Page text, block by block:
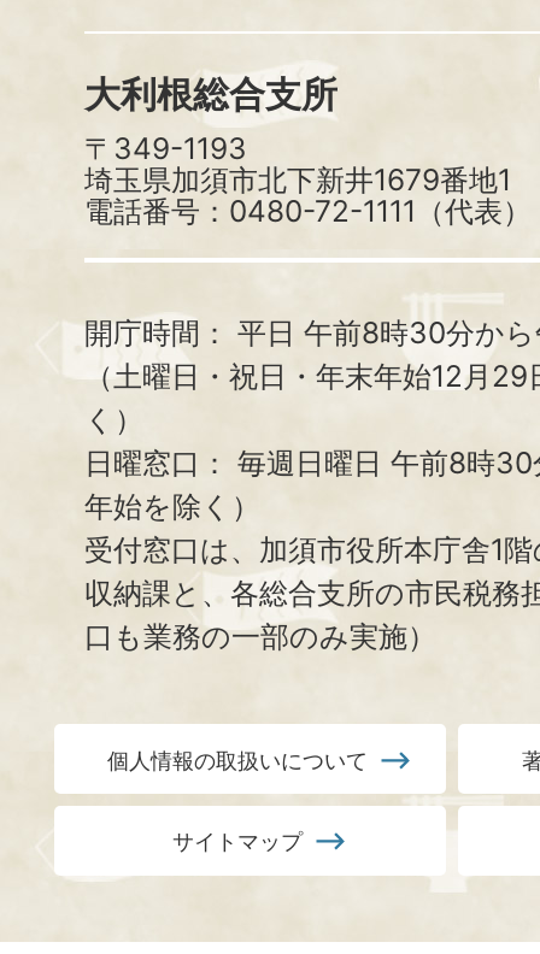
大利根総合支所
〒349-1193
埼玉県加須市北下新井1679番地1
電話番号：0480-72-1111（代表）
開庁時間： 平日 午前8時30分か
（土曜日・祝日・年末年始12月
く）
日曜窓口： 毎週日曜日 午前8時
年始を除く）
受付窓口は、加須市役所本庁舎1
収納課と、 各総合支所の市民税務
口も業務の一部のみ実施）
個人情報の取扱いについて
サイトマップ